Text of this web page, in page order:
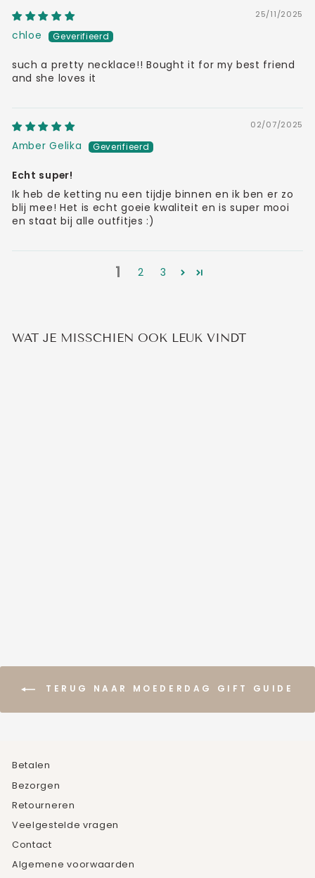
25/11/2025
chloe
such a pretty necklace!! Bought it for my best friend
and she loves it
02/07/2025
Amber Gelika
Echt super!
Ik heb de ketting nu een tijdje binnen en ik ben er zo
blij mee! Het is echt goeie kwaliteit en is super mooi
en staat bij alle outfitjes :)
1 2 3
WAT JE MISSCHIEN OOK LEUK VINDT
TERUG NAAR MOEDERDAG GIFT GUIDE
Betalen
Bezorgen
Retourneren
Veelgestelde vragen
Contact
Algemene voorwaarden